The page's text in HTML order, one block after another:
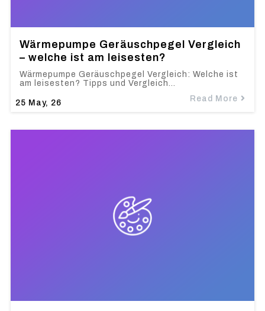
Wärmepumpe Geräuschpegel Vergleich
– welche ist am leisesten?
25 May, 26
Wärmepumpe Geräuschpegel Vergleich: Welche ist
am leisesten? Tipps und Vergleich…
Read More